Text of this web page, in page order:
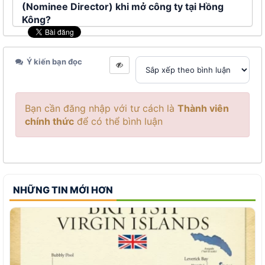
(Nominee Director) khi mở công ty tại Hồng
Kông?
Ý kiến bạn đọc
Bạn cần đăng nhập với tư cách là Thành viên
chính thức để có thể bình luận
NHỮNG TIN MỚI HƠN